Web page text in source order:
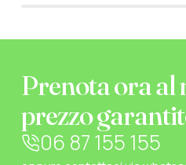
Prenota ora al
prezzo
06 87 155 155